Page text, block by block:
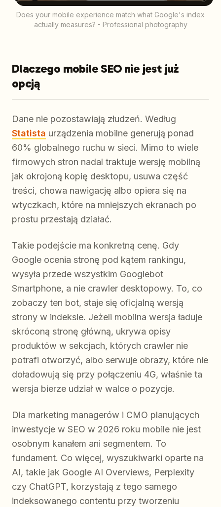
Does your mobile experience match what Google's index
actually measures? - Professional photography
Dlaczego mobile SEO nie jest już
opcją
Dane nie pozostawiają złudzeń. Według
Statista urządzenia mobilne generują ponad
60% globalnego ruchu w sieci. Mimo to wiele
firmowych stron nadal traktuje wersję mobilną
jak okrojoną kopię desktopu, usuwa część
treści, chowa nawigację albo opiera się na
wtyczkach, które na mniejszych ekranach po
prostu przestają działać.
Takie podejście ma konkretną cenę. Gdy
Google ocenia stronę pod kątem rankingu,
wysyła przede wszystkim Googlebot
Smartphone, a nie crawler desktopowy. To, co
zobaczy ten bot, staje się oficjalną wersją
strony w indeksie. Jeżeli mobilna wersja ładuje
skróconą stronę główną, ukrywa opisy
produktów w sekcjach, których crawler nie
potrafi otworzyć, albo serwuje obrazy, które nie
doładowują się przy połączeniu 4G, właśnie ta
wersja bierze udział w walce o pozycje.
Dla marketing managerów i CMO planujących
inwestycje w SEO w 2026 roku mobile nie jest
osobnym kanałem ani segmentem. To
fundament. Co więcej, wyszukiwarki oparte na
AI, takie jak Google AI Overviews, Perplexity
czy ChatGPT, korzystają z tego samego
indeksowanego contentu przy tworzeniu